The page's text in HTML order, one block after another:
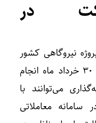
در
نیروگاهی کشور
با نماد «سولار» در روز شنبه ۳۰ خرداد ماه انجام
می‌توانند با
سامانه معاملاتی